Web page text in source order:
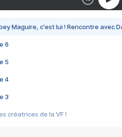
Maguire, c'est lui ! Rencontre avec
6
5
4
3
créatrices de la VF !